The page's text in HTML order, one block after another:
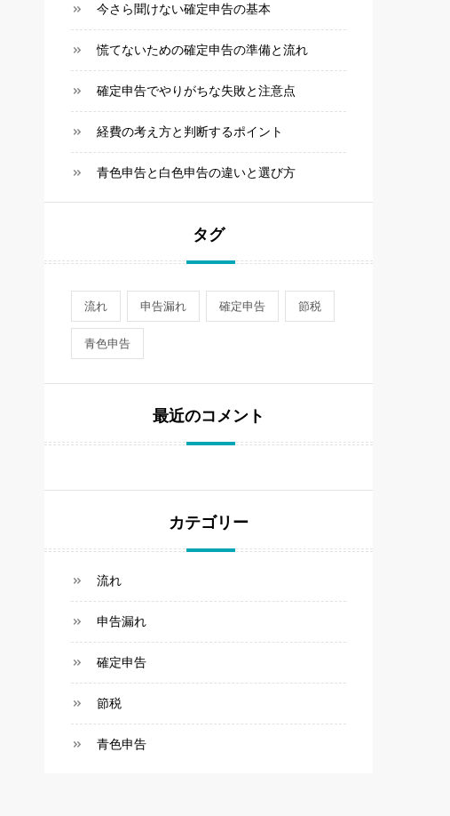
今さら聞けない確定申告の基本
慌てないための確定申告の準備と流れ
確定申告でやりがちな失敗と注意点
経費の考え方と判断するポイント
青色申告と白色申告の違いと選び方
タグ
流れ 申告漏れ 確定申告 節税
青色申告
最近のコメント
カテゴリー
流れ
申告漏れ
確定申告
節税
青色申告